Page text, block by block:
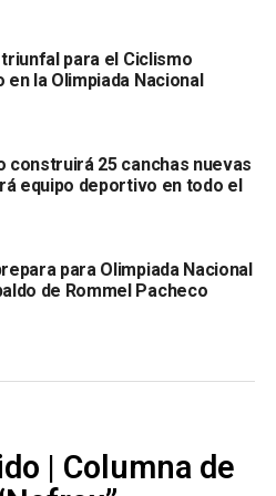
quien conquistó por cuarto
karate y sumó una plata en
Reyna Cano, quien
ambas disciplinas.
esta semana con
rítmica, luchas
suma dos medallas más en
para el Ciclismo
en la Olimpiada Nacional
construirá 25 canchas nuevas
equipo deportivo en todo el
para Olimpiada Nacional
de Rommel Pacheco
| Columna de